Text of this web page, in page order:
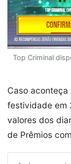
Top Criminal
Caso aconteça
festividade em
valores dos
de Prêmios